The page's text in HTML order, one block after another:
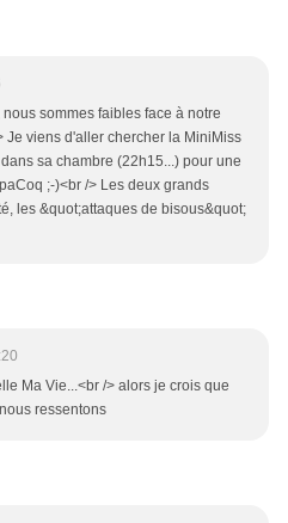
sommes faibles face à notre
Je viens d'aller chercher la MiniMiss
sa chambre (22h15...) pour une
;-)<br /> Les deux grands
les &quot;attaques de bisous&quot;
Ma Vie...<br /> alors je crois que
ressentons